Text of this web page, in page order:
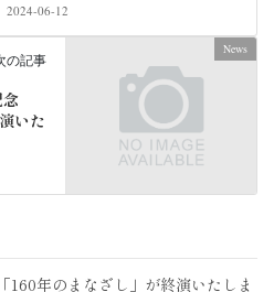
2024-06-12
News
の記事
いた
160年のまなざし」が終演いたしま